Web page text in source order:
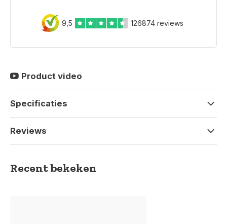
9,5 126874 reviews
Product video
Specificaties
Reviews
Recent bekeken